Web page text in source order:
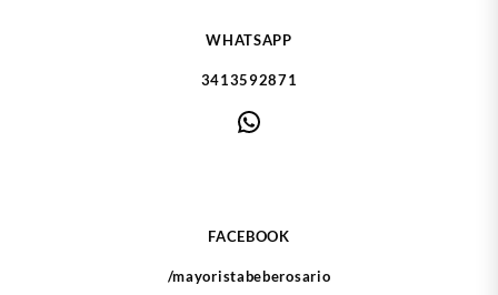
WHATSAPP
3413592871
WhatsApp
FACEBOOK
/mayoristabeberosario